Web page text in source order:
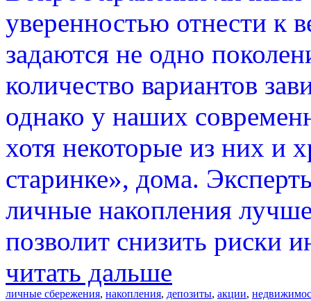
уверенностью отнести к
задаются не одно
количество вариантов
однако у наших
хотя некоторые из них и
старинке», дома.
личные накопления
позволит снизить риски
читать дальше
личные сбережения, накопления, депозиты, акции,